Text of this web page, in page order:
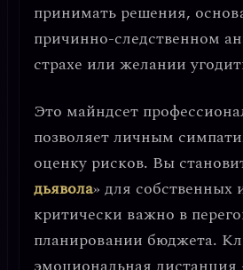
принимать решения,
причинно-следственном
страхе или желании
Это майндсет
позволяет личным
оценку рисков. Вы
дьявола» для собственных
критически важно в
планировании бюджета.